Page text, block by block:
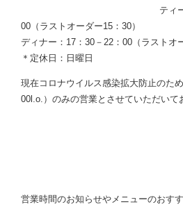
ティ
00（ラストオーダー15：30）
ディナー：17：30－22：00（ラストオ
＊定休日：日曜日
現在コロナウイルス感染拡大防止のた
00l.o.）のみの営業とさせていただいて
営業時間のお知らせやメニューのおす